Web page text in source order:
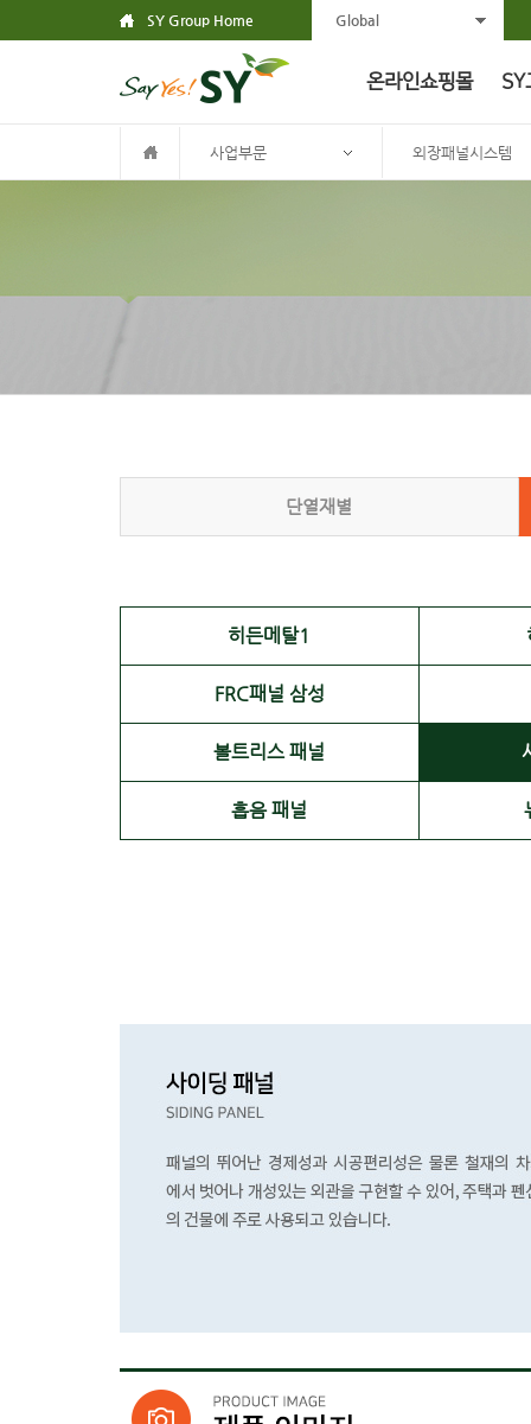
SY Group Home Global
온라인쇼핑몰 SY
사업부문 외장패널시스템
단열재별
히든메탈1
FRC패널 삼성
볼트리스 패널
흡음 패널